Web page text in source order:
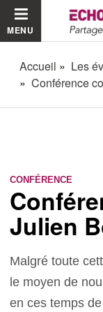
MENU
Accueil
Les
Conférence
CONFÉRENCE
Julien
Malgré toute
le moyen de
en ces temps